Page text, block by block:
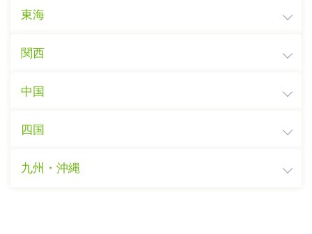
東海
関西
中国
四国
九州・沖縄